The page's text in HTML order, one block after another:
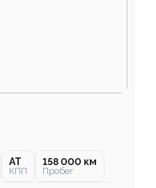
AT
КПП
158 000 км
Пробег